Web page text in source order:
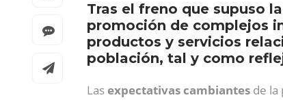
Tras el freno que supuso
promoción de complejos
productos y servicios
población, tal y como
Lasexpectativas cambiantes de la